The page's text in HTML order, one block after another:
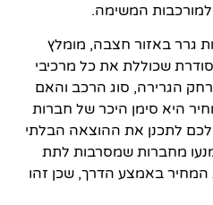
המשימה.
גרר באזור חצבה, מומלץ
שכוללת את כל מרכיבי
הגרירה, סוג הרכב והאם
היא סימן היכר של חברות
לתכנן את ההוצאה הבלתי
מחברות שמסרבות לתת
באמצע הדרך, שכן זהו